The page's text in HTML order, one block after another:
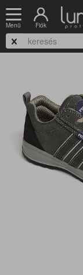
Menü Fiók
Nyitólap
Rossini